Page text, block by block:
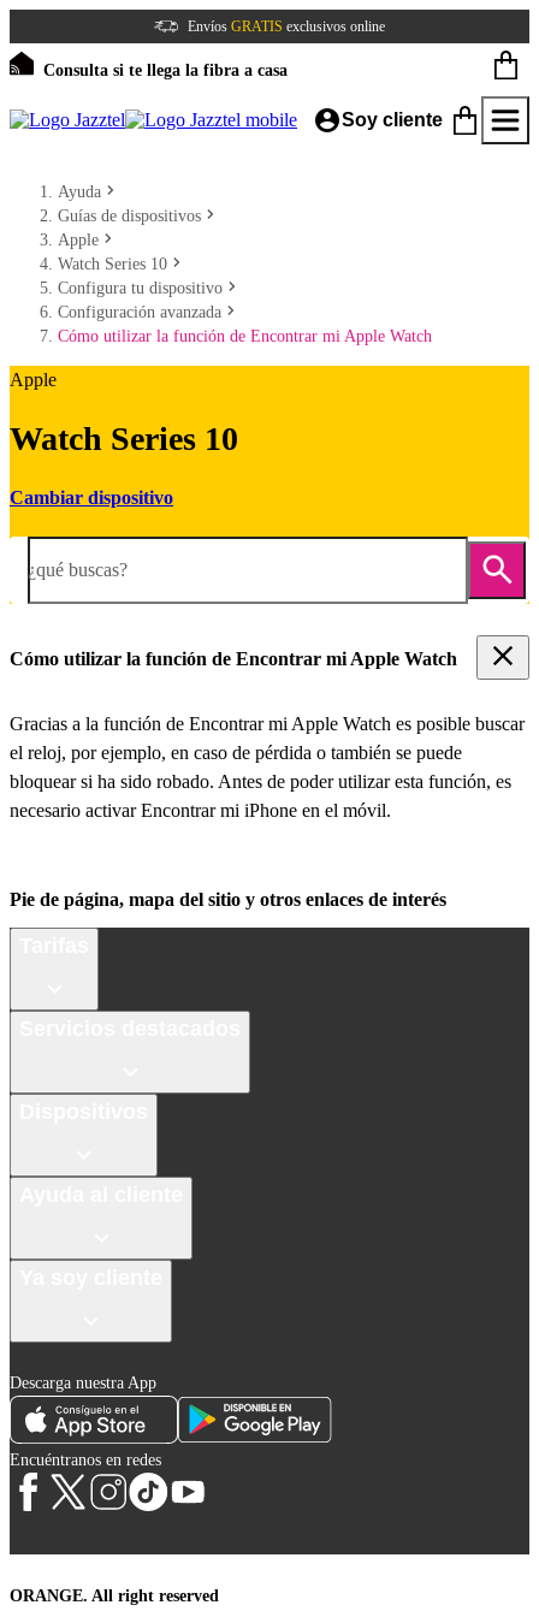
Envíos GRATIS exclusivos online
Consulta si te llega la fibra a casa
Soy cliente
Ayuda
Guías de dispositivos
Apple
Watch Series 10
Configura tu dispositivo
Configuración avanzada
Cómo utilizar la función de Encontrar mi Apple Watch
Apple
Watch Series 10
Cambiar dispositivo
¿qué buscas?
Cómo utilizar la función de Encontrar mi Apple Watch
Gracias a la función de Encontrar mi Apple Watch es posible buscar
el reloj, por ejemplo, en caso de pérdida o también se puede
bloquear si ha sido robado. Antes de poder utilizar esta función, es
necesario activar Encontrar mi iPhone en el móvil.
Pie de página, mapa del sitio y otros enlaces de interés
Descarga nuestra App
Encuéntranos en redes
ORANGE. All right reserved